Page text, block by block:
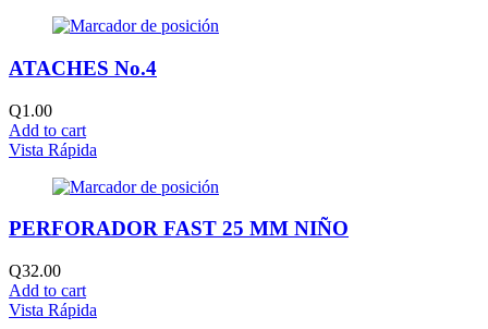
ATACHES No.4
Q1.00
Add to cart
Vista Rápida
PERFORADOR FAST 25 MM NIÑO
Q32.00
Add to cart
Vista Rápida